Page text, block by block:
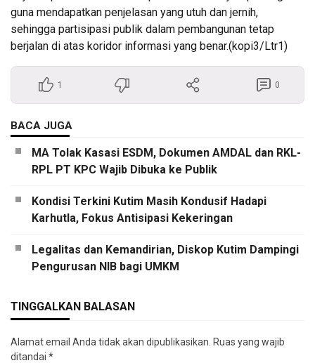
guna mendapatkan penjelasan yang utuh dan jernih,
sehingga partisipasi publik dalam pembangunan tetap
berjalan di atas koridor informasi yang benar.(kopi3/Ltr1)
1 0
BACA JUGA
MA Tolak Kasasi ESDM, Dokumen AMDAL dan RKL-
RPL PT KPC Wajib Dibuka ke Publik
Kondisi Terkini Kutim Masih Kondusif Hadapi
Karhutla, Fokus Antisipasi Kekeringan
Legalitas dan Kemandirian, Diskop Kutim Dampingi
Pengurusan NIB bagi UMKM
TINGGALKAN BALASAN
Alamat email Anda tidak akan dipublikasikan. Ruas yang wajib
ditandai *